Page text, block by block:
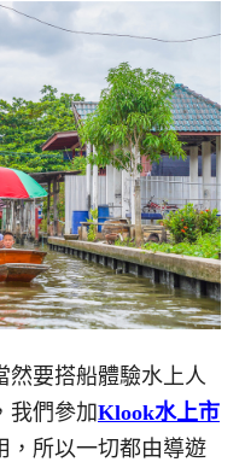
然要搭船體驗水上人
我們參加Klook水上市
，所以一切都由導遊